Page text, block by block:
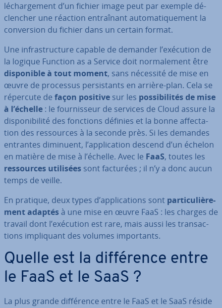
lé­char­ge­ment d’un fichier image peut par exemple dé­
clen­cher une réaction en­traî­nant au­to­ma­ti­que­ment la
con­ver­sion du fichier dans un certain format.
Une in­fras­truc­ture capable de demander l’exécution de
la logique Function as a Service doit nor­ma­le­ment être
dis­po­nibleà tout moment, sans nécessité de mise en
œuvre de processus per­sis­tants en arrière-plan. Cela se
répercute de façon positive sur les pos­si­bi­li­tés de mise
à l’échelle : le four­nis­seur de services de Cloud assure la
dis­po­ni­bi­lité des fonctions définies et la bonne af­fec­ta­
tion des res­sources à la seconde près. Si les demandes
entrantes diminuent, l’ap­pli­ca­tion descend d’un échelon
en matière de mise à l’échelle. Avec le FaaS, toutes les
res­sources utilisées sont facturées ; il n’y a donc aucun
temps de veille.
En pratique, deux types d’ap­pli­ca­tions sont par­ti­cu­liè­re­
ment adaptésà une mise en œuvre FaaS : les charges de
travail dont l’exécution est rare, mais aussi les tran­sac­
tions im­pli­quant des volumes im­por­tants.
Quelle est la dif­fé­rence entre
le FaaS et le SaaS ?
La plus grande dif­fé­rence entre le FaaS et le SaaS réside